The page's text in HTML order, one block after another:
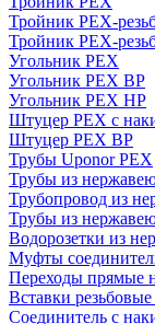
Тройник PEX-
Тройник PEX-
Угольник PEX
Угольник PEX ВР
Угольник PEX НР
Штуцер PEX c
Штуцер PEX ВР
Трубы Uponor PEX
Трубы из
Трубопровод из
Трубы из
Водорозетки из
Муфты
Переходы прямые
Вставки
Соединитель с